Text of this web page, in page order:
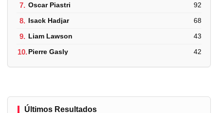
7. Oscar Piastri 92
8. Isack Hadjar 68
9. Liam Lawson 43
10.Pierre Gasly 42
Últimos Resultados